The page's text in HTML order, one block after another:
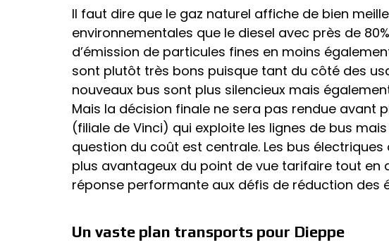
Il faut dire que le gaz naturel affiche de bien
environnementales que le diesel avec près de
d’émission de particules fines en moins
sont plutôt très bons puisque tant du côté des
nouveaux bus sont plus silencieux mais
Mais la décision finale ne sera pas rendue avant
(filiale de Vinci) qui exploite les lignes de bus
question du coût est centrale. Les bus
plus avantageux du point de vue tarifaire tout
réponse performante aux défis de réduction des
Un vaste plan transports pour Dieppe